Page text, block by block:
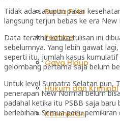
Berita Foto
Feature
Gaya Hidup
Hukum dan Kriminal
Kesehatan
Tidak ada satupun pakar
langsung terjun bebas ke era New
Data terakhir ketika tulisan ini
sebelumnya. Yang lebih gawat
seperti itu, jumlah kasus kumulatif
gelombang pertama saja belum
Untuk level Sumatra Selatan pun,
penerapan New Normal belum
padahal ketika itu PSBB saja
berlebihan. Semua perlu